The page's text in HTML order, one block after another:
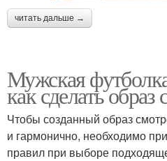
читать дальше →
Мужская
как сделать
Чтобы созданный образ
и гармонично, необходимо
правил при выборе